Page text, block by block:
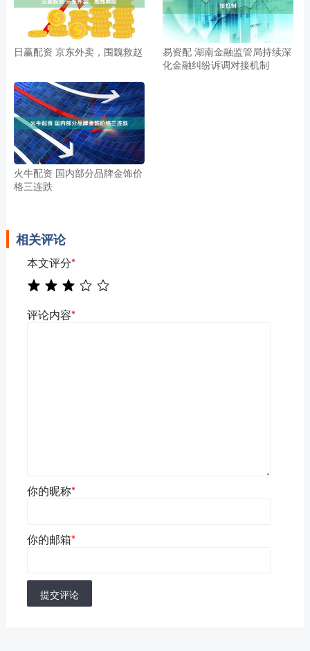
日赢配资 京东外卖，围魏救赵
易资配 湖南金融监管局持续深
化金融纠纷诉调对接机制
火牛配资 国内部分品牌金饰价
格三连跌
相关评论
本文评分*
评论内容*
你的昵称*
你的邮箱*
提交评论